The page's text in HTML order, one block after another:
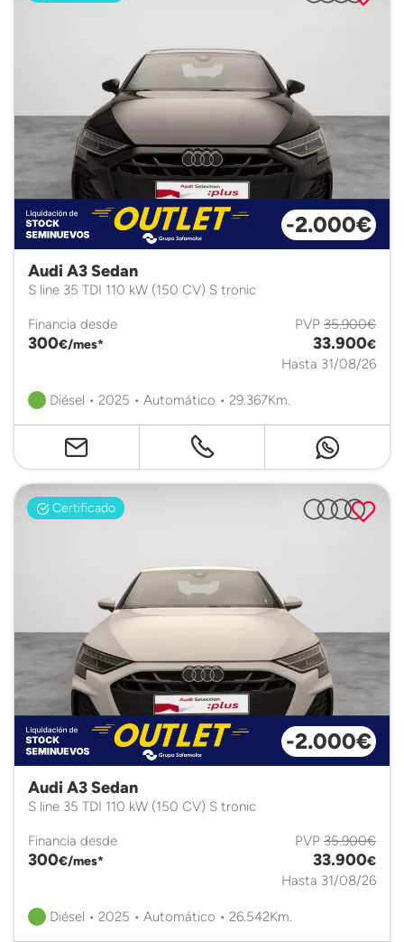
-2.000€
Audi A3 Sedan
S line 35 TDI 110 kW (150 CV) S tronic
Financia desde
300€/mes*
PVP 35.900€
33.900€
Hasta 31/08/26
Diésel • 2025 • Automático • 29.367Km.
Certificado
-2.000€
Audi A3 Sedan
S line 35 TDI 110 kW (150 CV) S tronic
Financia desde
300€/mes*
PVP 35.900€
33.900€
Hasta 31/08/26
Diésel • 2025 • Automático • 26.542Km.